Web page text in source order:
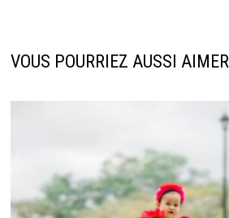
VOUS POURRIEZ AUSSI AIMER